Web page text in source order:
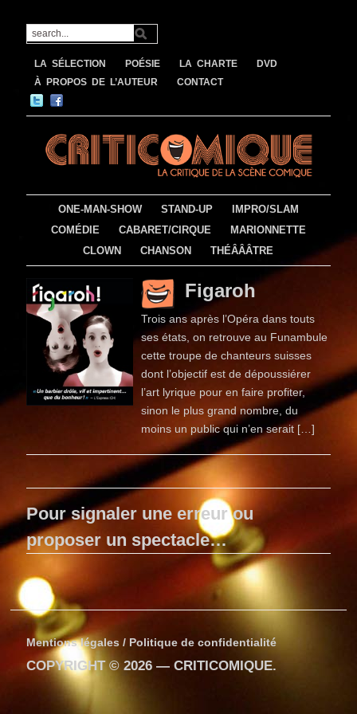
LA SÉLECTION POÉSIE LA CHARTE
DVD
À PROPOS DE L’AUTEUR
CONTACT
ONE-MAN-SHOW STAND-UP
IMPRO/SLAM
COMÉDIE
CABARET/CIRQUE
MARIONNETTE
CLOWN
CHANSON THÉÂÂÂTRE
Figaroh
Trois ans après l’Opéra dans touts
ses états, on retrouve au Funambule
cette troupe de chanteurs suisses
dont l’objectif est de dépoussiérer
l’art lyrique pour en faire profiter,
sinon le plus grand nombre, du
moins un public qui n’en serait […]
Pour signaler une erreur ou
proposer un spectacle…
Mentions légales / Politique de confidentialité
COPYRIGHT © 2026 —CRITICOMIQUE.